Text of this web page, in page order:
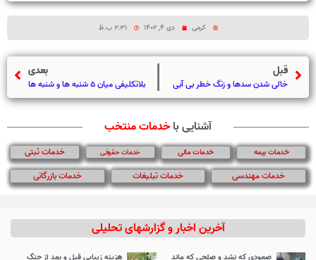
کرمی دی 4, 1402 2:31 ب.ظ
قبل
خالی شدن سدها و زنگ خطر بی آبی
بعدی
بلاتکلیفی میان 5 شنبه ها و شنبه ها
آشنایی باخدمات منتخب
خدمات بیمه خدمات مالی خدمات حقوقی
خدمات ثبتی
خدمات مهندسی
خدمات تبلیغات خدمات بازرگانی
آخرین اخبار و گزارشهای تحلیلی
صعودی که نشد و صلحی که ماند هزینه زیبایی قبل و بعد از جنگ